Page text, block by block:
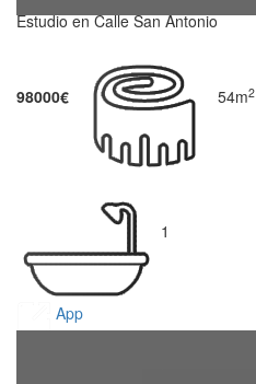
Estudio en Calle San Antonio
98000€ 54m2
1
App